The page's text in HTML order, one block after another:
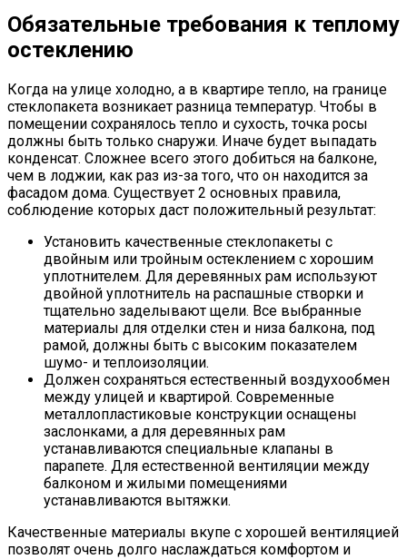
Обязательные требования к теплому
остеклению
Когда на улице холодно, а в квартире тепло, на границе
стеклопакета возникает разница температур. Чтобы в
помещении сохранялось тепло и сухость, точка росы
должны быть только снаружи. Иначе будет выпадать
конденсат. Сложнее всего этого добиться на балконе,
чем в лоджии, как раз из-за того, что он находится за
фасадом дома. Существует 2 основных правила,
соблюдение которых даст положительный результат:
Установить качественные стеклопакеты с
двойным или тройным остеклением с хорошим
уплотнителем. Для деревянных рам используют
двойной уплотнитель на распашные створки и
тщательно заделывают щели. Все выбранные
материалы для отделки стен и низа балкона, под
рамой, должны быть с высоким показателем
шумо- и теплоизоляции.
Должен сохраняться естественный воздухообмен
между улицей и квартирой. Современные
металлопластиковые конструкции оснащены
заслонками, а для деревянных рам
устанавливаются специальные клапаны в
парапете. Для естественной вентиляции между
балконом и жилыми помещениями
устанавливаются вытяжки.
Качественные материалы вкупе с хорошей вентиляцией
позволят очень долго наслаждаться комфортом и